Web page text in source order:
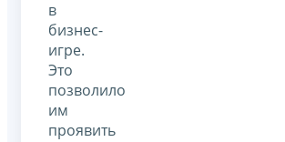
в
бизнес-
игре.
Это
позволило
им
проявить